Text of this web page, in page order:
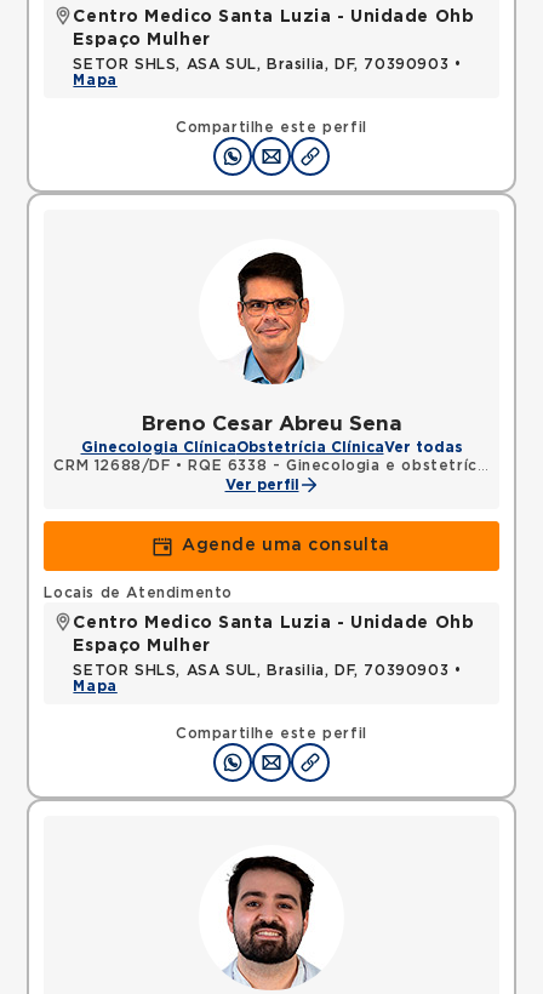
Compartilhe este perfil
Centro Medico Santa Luzia - Unidade Ohb
Espaço Mulher
SETOR SHLS, ASA SUL, Brasilia, DF, 70390903 •
Mapa
Breno Cesar Abreu Sena
Ginecologia ClínicaObstetrícia ClínicaVer todas
CRM 12688/DF •
RQE 6338 - Ginecologia e obstetrícia
Ver perfil
Agende uma consulta
Compartilhe este perfil
Locais de Atendimento
Centro Medico Santa Luzia - Unidade Ohb
Espaço Mulher
SETOR SHLS, ASA SUL, Brasilia, DF, 70390903 •
Mapa